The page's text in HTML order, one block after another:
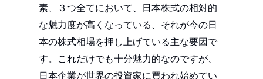
素、３つ全てにおいて、日本株式の相対的
な魅力度が高くなっている、それが今の日
本の株式相場を押し上げている主な要因で
す。これだけでも十分魅力的なのですが、
日本企業が世界の投資家に買われ始めてい